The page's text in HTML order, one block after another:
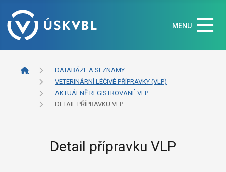
MENU
DATABÁZE A SEZNAMY
VETERINÁRNÍ LÉČIVÉ PŘÍPRAVKY (VLP)
AKTUÁLNĚ REGISTROVANÉ VLP
DETAIL PŘÍPRAVKU VLP
Detail přípravku VLP